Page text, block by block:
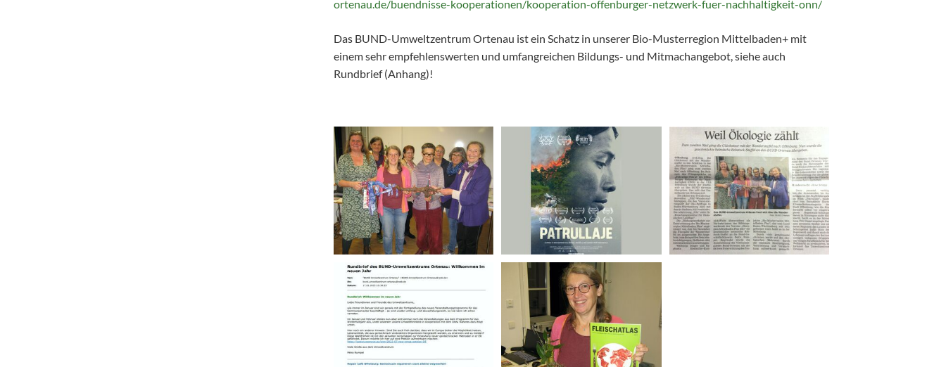
ortenau.de/buendnisse-kooperationen/kooperation-offenburger-netzwerk-fuer-nachhaltigkeit-onn/
Das BUND-Umweltzentrum Ortenau ist ein Schatz in unserer Bio-Musterregion Mittelbaden+ mit
einem sehr empfehlenswerten und umfangreichen Bildungs- und Mitmachangebot, siehe auch
Rundbrief (Anhang)!